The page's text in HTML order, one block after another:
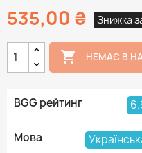
535,00 ₴ Знижка
 НЕМАЄ В
BGG рейтинг
Мова